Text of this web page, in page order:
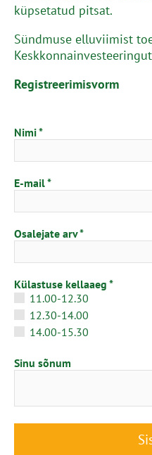
küpsetatud pitsat.
Sündmuse elluviimist
Registreerimisvorm
Nimi
E-mail
Osalejate arv
Külastuse kellaaeg
11.00-12.30
12.30-14.00
14.00-15.30
Sinu sõnum